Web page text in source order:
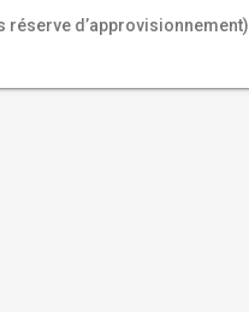
réserve d’approvisionnement)